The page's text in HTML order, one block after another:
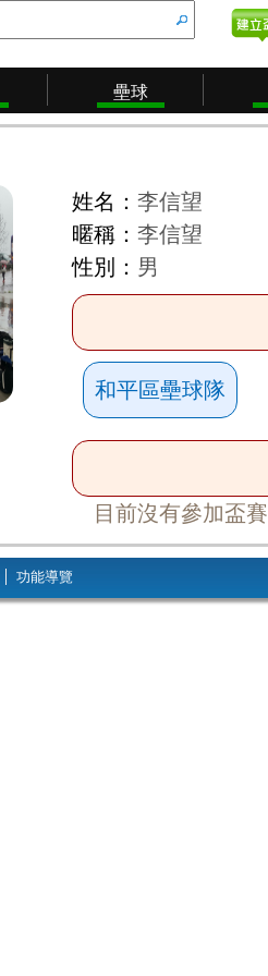
壘球
姓名： 李信望
暱稱： 李信望
性別： 男
和平區壘球隊
目前沒有參加盃賽
功能導覽